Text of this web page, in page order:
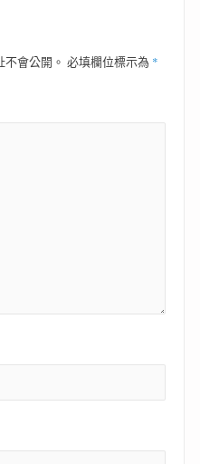
會公開。 必填欄位標示為 *